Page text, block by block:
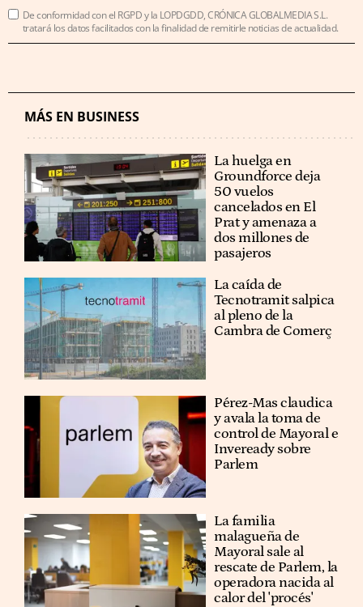
De conformidad con el RGPD y la LOPDGDD, CRÓNICA GLOBALMEDIA S.L.
tratará los datos facilitados con la finalidad de remitirle noticias de actualidad.
MÁS EN BUSINESS
La huelga en
Groundforce deja
50 vuelos
cancelados en El
Prat y amenaza a
dos millones de
pasajeros
La caída de
Tecnotramit salpica
al pleno de la
Cambra de Comerç
Pérez-Mas claudica
y avala la toma de
control de Mayoral e
Inveready sobre
Parlem
La familia
malagueña de
Mayoral sale al
rescate de Parlem, la
operadora nacida al
calor del 'procés'